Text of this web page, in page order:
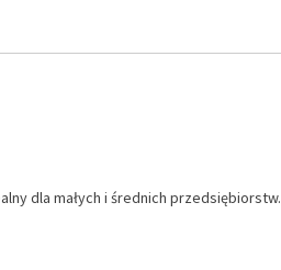
dla małych i średnich przedsiębiorstw.